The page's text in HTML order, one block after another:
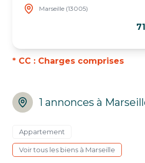
Marseille (13005)
* CC : Charges comprises
1 annonces à
Appartement
Voir tous les biens à Marseille